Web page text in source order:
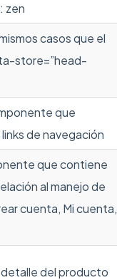
zen
casos que el
store=”head-
que
de navegación
que contiene
al manejo de
cuenta, Mi cuenta,
detalle del producto